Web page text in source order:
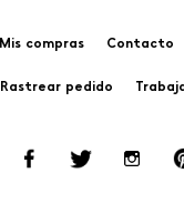
Mis compras Contacto
Rastrear pedido